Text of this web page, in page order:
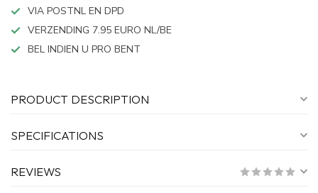
VIA POSTNL EN DPD
VERZENDING 7.95 EURO NL/BE
BEL INDIEN U PRO BENT
PRODUCT DESCRIPTION
SPECIFICATIONS
REVIEWS